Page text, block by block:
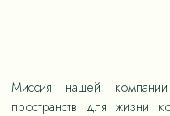
Миссия нашей
пространств для жизни